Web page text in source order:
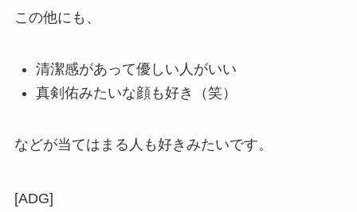
この他にも、
清潔感があって優しい人がいい
真剣佑みたいな顔も好き（笑）
などが当てはまる人も好きみたいです。
[ADG]